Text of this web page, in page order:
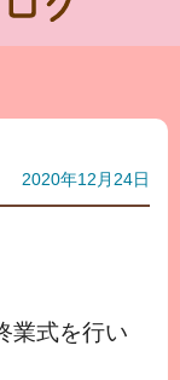
2020年12月24日
業式を行い